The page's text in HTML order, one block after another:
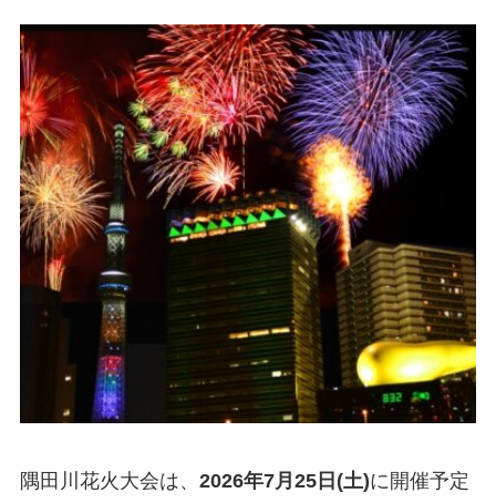
隅田川花火大会は、 2026年7月25日(土)に開催予定